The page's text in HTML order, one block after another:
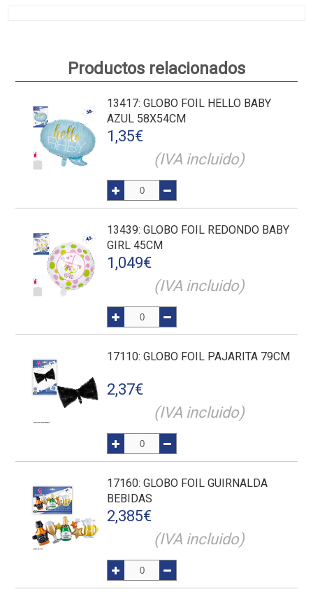
Productos relacionados
13417: GLOBO FOIL HELLO BABY
AZUL 58X54CM
1,35€
(IVA incluido)
13439: GLOBO FOIL REDONDO BABY
GIRL 45CM
1,049€
(IVA incluido)
17110: GLOBO FOIL PAJARITA 79CM
2,37€
(IVA incluido)
17160: GLOBO FOIL GUIRNALDA
BEBIDAS
2,385€
(IVA incluido)